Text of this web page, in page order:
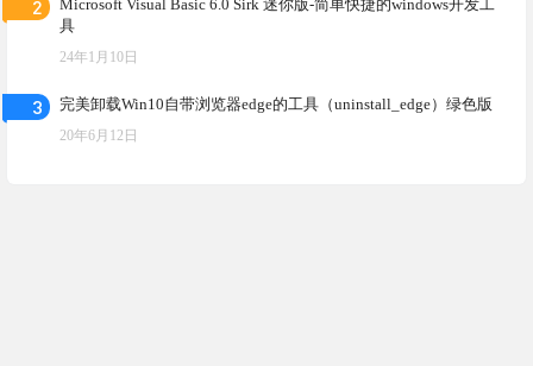
2
Microsoft Visual Basic 6.0 Sirk 迷你版-简单快捷的windows开发工
具
24年1月10日
3 完美卸载Win10自带浏览器edge的工具（uninstall_edge）绿色版
20年6月12日